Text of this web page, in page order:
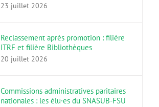
23 juillet 2026
Reclassement après promotion : filière
ITRF et filière Bibliothèques
20 juillet 2026
Commissions administratives paritaires
nationales : les élu·es du SNASUB-FSU